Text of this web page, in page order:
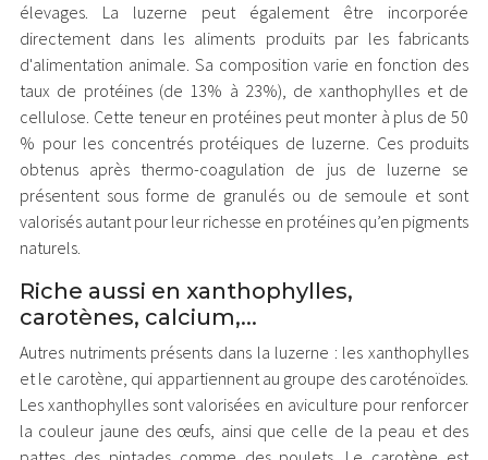
élevages. La luzerne peut également être incorporée
directement dans les aliments produits par les fabricants
d'alimentation animale. Sa composition varie en fonction des
taux de protéines (de 13% à 23%), de xanthophylles et de
cellulose. Cette teneur en protéines peut monter à plus de 50
% pour les concentrés protéiques de luzerne. Ces produits
obtenus après thermo-coagulation de jus de luzerne se
présentent sous forme de granulés ou de semoule et sont
valorisés autant pour leur richesse en proté­ines qu’en pigments
naturels.
Riche aussi en xanthophylles,
carotènes, calcium,...
Autres nutriments présents dans la luzerne : les xanthophylles
et le carotène, qui ap­partiennent au groupe des caroténoïdes.
Les xantho­phylles sont valorisées en aviculture pour renforcer
la couleur jaune des œufs, ainsi que celle de la peau et des